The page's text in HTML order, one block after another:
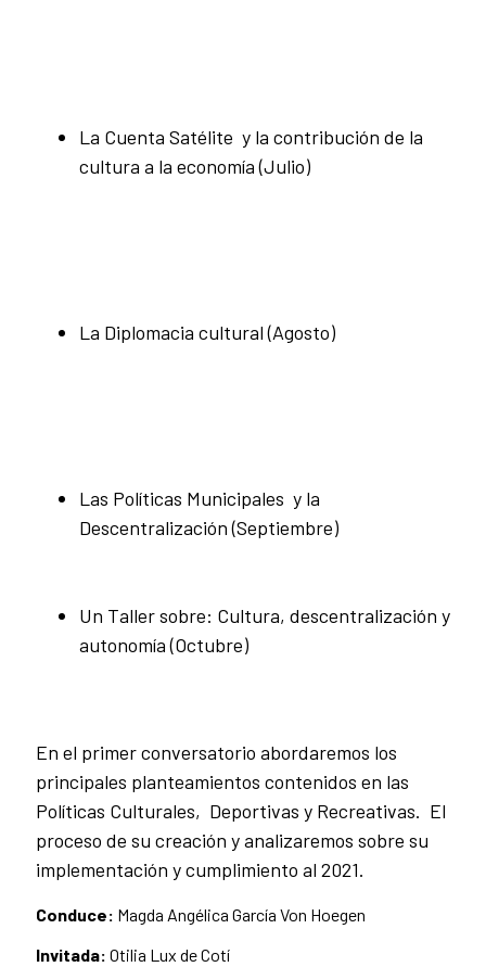
La Cuenta Satélite y la contribución de la
cultura a la economía (Julio)
La Diplomacia cultural (Agosto)
Las Políticas Municipales y la
Descentralización (Septiembre)
Un Taller sobre: Cultura, descentralización y
autonomía (Octubre)
En el primer conversatorio abordaremos los
principales planteamientos contenidos en las
Políticas Culturales, Deportivas y Recreativas. El
proceso de su creación y analizaremos sobre su
implementación y cumplimiento al 2021.
Conduce: Magda Angélica García Von Hoegen
Invitada: Otilia Lux de Cotí